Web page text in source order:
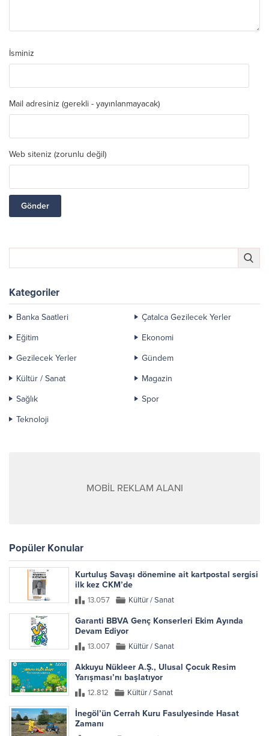
İsminiz
Mail adresiniz (gerekli - yayınlanmayacak)
Web siteniz (zorunlu değil)
Kategoriler
Banka Saatleri
Çatalca Gezilecek Yerler
Eğitim
Ekonomi
Gezilecek Yerler
Gündem
Kültür / Sanat
Magazin
Sağlık
Spor
Teknoloji
MOBİL REKLAM ALANI
Popüler Konular
Kurtuluş Savaşı dönemine ait kartpostal sergisi
ilk kez CKM’de
13.057 Kültür / Sanat
Garanti BBVA Genç Konserleri Ekim Ayında
Devam Ediyor
13.007 Kültür / Sanat
Akkuyu Nükleer A.Ş., Ulusal Çocuk Resim
Yarışması’nı başlatıyor
12.812 Kültür / Sanat
İnegöl’ün Cerrah Kuru Fasulyesinde Hasat
Zamanı